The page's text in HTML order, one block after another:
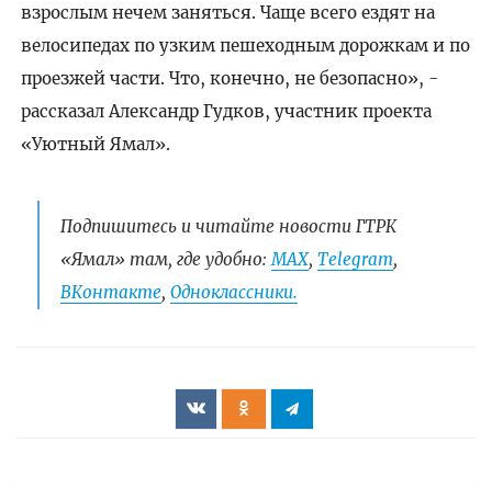
взрослым нечем заняться. Чаще всего ездят на
велосипедах по узким пешеходным дорожкам и по
проезжей части. Что, конечно, не безопасно», -
рассказал Александр Гудков, участник проекта
«Уютный Ямал».
Подпишитесь и читайте новости ГТРК
«Ямал» там, где удобно: МАХ, Telegram,
ВКонтакте, Одноклассники.